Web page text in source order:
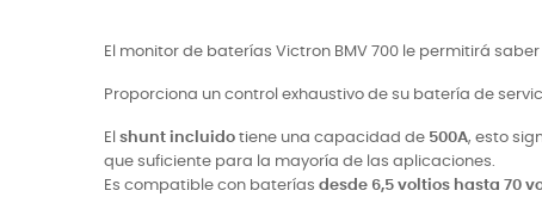
El monitor de baterías Victron BMV 700 le permitirá
Proporciona un control exhaustivo de su batería de
El shunt incluido tiene una capacidad de 500A, esto
que suficiente para la mayoría de las aplicaciones.
Es compatible con baterías desde 6,5 voltios hasta 70